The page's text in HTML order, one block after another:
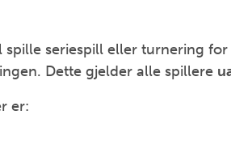
spille seriespill eller turnering
Dette gjelder alle spillere
er: